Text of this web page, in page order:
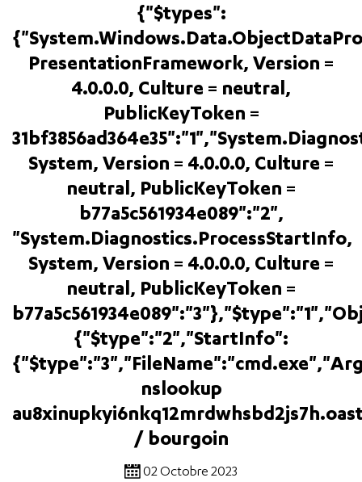
{"$types":
PresentationFramework, Version =
4.0.0.0, Culture = neutral,
PublicKeyToken =
System, Version = 4.0.0.0, Culture =
neutral, PublicKeyToken =
b77a5c561934e089":"2",
"System.Diagnostics.ProcessStartInfo,
System, Version = 4.0.0.0, Culture =
neutral, PublicKeyToken =
{"$type":"2","StartInfo":
nslookup
/ bourgoin
02 Octobre 2023